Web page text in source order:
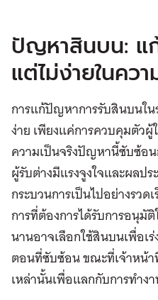
ปัญหาสินบน: แ
แต่ไม่ง่ายในคว
การแก้ปัญหาการรับสินบนใ
ง่าย เพียงแค่การควบคุมตัว
ความเป็นจริงปัญหานี้ซับซ้อ
ผู้รับต่างมีแรงจูงใจและผลป
กระบวนการเป็นไปอย่างรว
การที่ต้องการได้รับการอนุมั
นานอาจเลือกใช้สินบนเพื่อเ
ตอนที่ซับซ้อน ขณะที่เจ้าหน้
เหล่านั้นเพื่อแลกกับการทำง